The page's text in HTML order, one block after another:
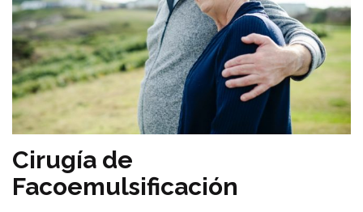
Cirugía de
Facoemulsificación